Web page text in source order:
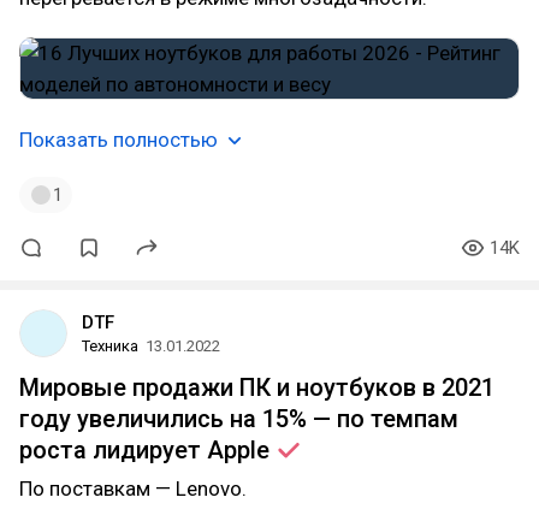
Показать полностью
1
14K
DTF
Техника 13.01.2022
Мировые продажи ПК и ноутбуков в 2021
году увеличились на 15% — по темпам
роста лидирует Apple
По поставкам — Lenovo.